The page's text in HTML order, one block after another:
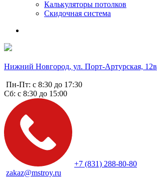
Калькуляторы потолков
Скидочная система
Нижний Новгород, ул. Порт-Артурская, 12в
Пн-Пт: с 8:30 до 17:30
Сб: с 8:30 до 15:00
+7 (831) 288-80-80
zakaz@mstroy.ru